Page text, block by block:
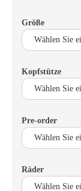
Größe
Kopfstütze
Pre-order
Räder